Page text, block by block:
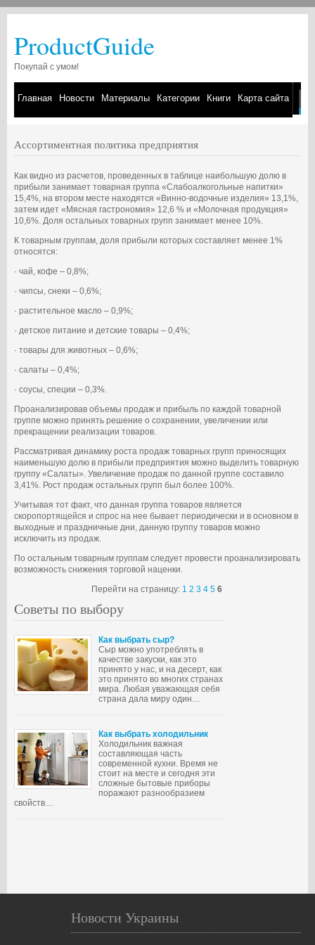
ProductGuide
Покупай с умом!
Главная Новости Материалы Категории Книги Карта сайта
Ассортиментная политика предприятия
Как видно из расчетов, проведенных в таблице наибольшую долю в
прибыли занимает товарная группа «Слабоалкогольные напитки»
15,4%, на втором месте находятся «Винно-водочные изделия» 13,1%,
затем идет «Мясная гастрономия» 12,6 % и «Молочная продукция»
10,6%. Доля остальных товарных групп занимает менее 10%.
К товарным группам, доля прибыли которых составляет менее 1%
относятся:
· чай, кофе – 0,8%;
· чипсы, снеки – 0,6%;
· растительное масло – 0,9%;
· детское питание и детские товары – 0,4%;
· товары для животных – 0,6%;
· салаты – 0,4%;
· соусы, специи – 0,3%.
Проанализировав объемы продаж и прибыль по каждой товарной
группе можно принять решение о сохранении, увеличении или
прекращении реализации товаров.
Рассматривая динамику роста продаж товарных групп приносящих
наименьшую долю в прибыли предприятия можно выделить товарную
группу «Салаты». Увеличение продаж по данной группе составило
3,41%. Рост продаж остальных групп был более 100%.
Учитывая тот факт, что данная группа товаров является
скоропортящейся и спрос на нее бывает периодически и в основном в
выходные и праздничные дни, данную группу товаров можно
исключить из продаж.
По остальным товарным группам следует провести проанализировать
возможность снижения торговой наценки.
Перейти на страницу: 1 2 3 4 5 6
Советы по выбору
Как выбрать сыр?
Сыр можно употреблять в
качестве закуски, как это
принято у нас, и на десерт, как
это принято во многих странах
мира. Любая уважающая себя
страна дала миру один…
Как выбрать холодильник
Холодильник важная
составляющая часть
современной кухни. Время не
стоит на месте и сегодня эти
сложные бытовые приборы
поражают разнообразием
свойств…
Новости Украины